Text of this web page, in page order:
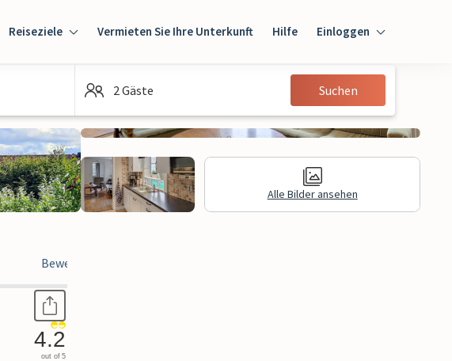
Reiseziele Vermieten Sie Ihre Unterkunft Hilfe Einloggen
Einloggen
Gast
2 Gäste Suchen
Alle Bilder ansehen
Bewertungen
4.2
out of 5